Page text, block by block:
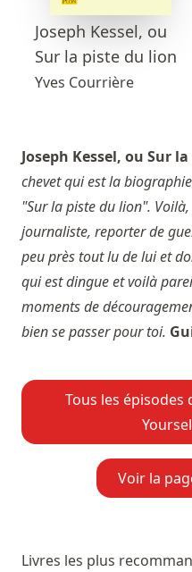
Joseph Kessel, ou
Sur la piste du lion
Yves Courrière
Joseph Kessel, ou Sur
chevet qui est la
"Sur la piste du lion".
journaliste, reporter de
peu près tout lu de lui et
qui est dingue et voilà
moments de
bien se passer pour toi.
Tous les
Voir la
Livres les plus